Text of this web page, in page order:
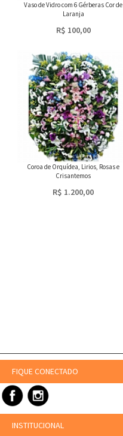
Vaso de Vidro com 6 Gérberas Cor de
Laranja
R$ 100,00
Coroa de Orquídea, Lirios, Rosas e
Crisantemos
R$ 1.200,00
FIQUE CONECTADO
INSTITUCIONAL